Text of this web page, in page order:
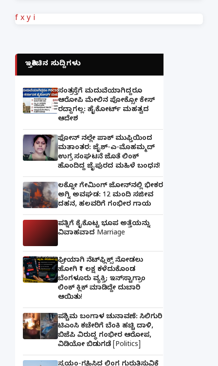
f x y i
ಇತ್ತೀಚಿನ ಸುದ್ದಿಗಳು
ಸಂತ್ರಸ್ತೆಗೆ ಮದುವೆಯಾಗಿದ್ದರೂ
ಆರೋಪಿ ಮೇಲಿನ ಪೋಕ್ಸೋ ಕೇಸ್
ರದ್ದಾಗಲ್ಲ: ಹೈಕೋರ್ಟ್ ಮಹತ್ವದ
ಆದೇಶ
ಫೋನ್ ನಲ್ಲೇ ಪಾಕ್ ಮುಫ್ತಿಯಿಂದ
ಮತಾಂತರ: ಜೈಶ್-ಎ-ಮೊಹಮ್ಮದ್
ಉಗ್ರ ಸಂಘಟನೆ ಜೊತೆ ಲಿಂಕ್
ಹೊಂದಿದ್ದ ಜೈಪುರದ ಮಹಿಳೆ ಬಂಧನ!
ಲಕ್ನೋ ಗೇಮಿಂಗ್ ಜೋನ್‌ನಲ್ಲಿ ಭೀಕರ
ಅಗ್ನಿ ಅವಘಡ: 12 ಮಂದಿ ಸಜೀವ
ದಹನ, ಹಲವರಿಗೆ ಗಂಭೀರ ಗಾಯ
ಪತ್ನಿಗೆ ಕೈಕೊಟ್ಟ ಭೂಪ ಅತ್ತೆಯನ್ನು
ವಿವಾಹವಾದ Marriage
ಫ್ರೀಯಾಗಿ ನೆಟ್‌ಫ್ಲಿಕ್ಸ್ ನೋಡಲು
ಹೋಗಿ ₹1 ಲಕ್ಷ ಕಳೆದುಕೊಂಡ
ಬೆಂಗಳೂರು ವ್ಯಕ್ತಿ; ಇನ್‌ಸ್ಟಾಗ್ರಾಂ
ಲಿಂಕ್ ಕ್ಲಿಕ್ ಮಾಡಿದ್ದೇ ದುಬಾರಿ
ಆಯಿತು!
ಪಶ್ಚಿಮ ಬಂಗಾಳ ಚುನಾವಣೆ: ಸಿಲಿಗುರಿ
ಟಿಎಂಸಿ ಕಚೇರಿಗೆ ಬೆಂಕಿ ಹಚ್ಚಿ ದಾಳಿ,
ಬಿಜೆಪಿ ವಿರುದ್ಧ ಗಂಭೀರ ಆರೋಪ,
ವಿಡಿಯೋ ಬಿಡುಗಡೆ [Politics]